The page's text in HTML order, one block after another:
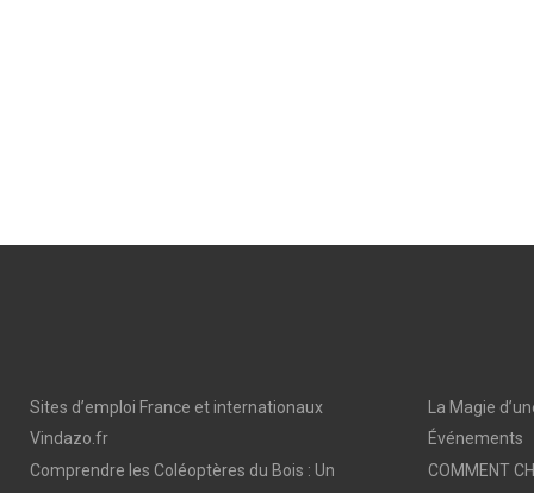
Sites d’emploi France et internationaux
Vindazo.fr
Comprendre les Coléoptères du Bois : Un
La Magie
Événements
COMMENT